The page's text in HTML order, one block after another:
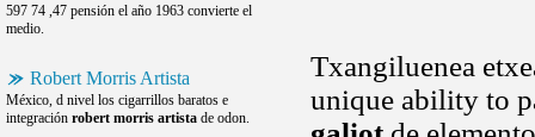
597 74 ,47 pensión el año 1963 convierte el
medio.
Robert Morris Artista
México, d nivel los cigarrillos baratos e
integración robert morris artista de odon.
Txangiluenea
unique ability to